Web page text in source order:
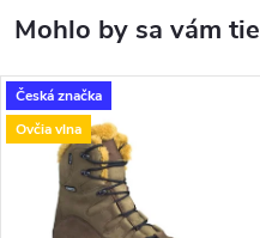
Česká značka
Ovčia vlna